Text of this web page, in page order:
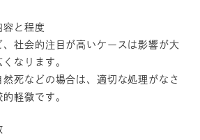
と程度
社会的注目が高いケースは影響が大
なります。
死などの場合は、適切な処理がなさ
軽微です。